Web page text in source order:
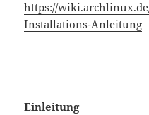
https://
Installations-Anleitung
Einleitung